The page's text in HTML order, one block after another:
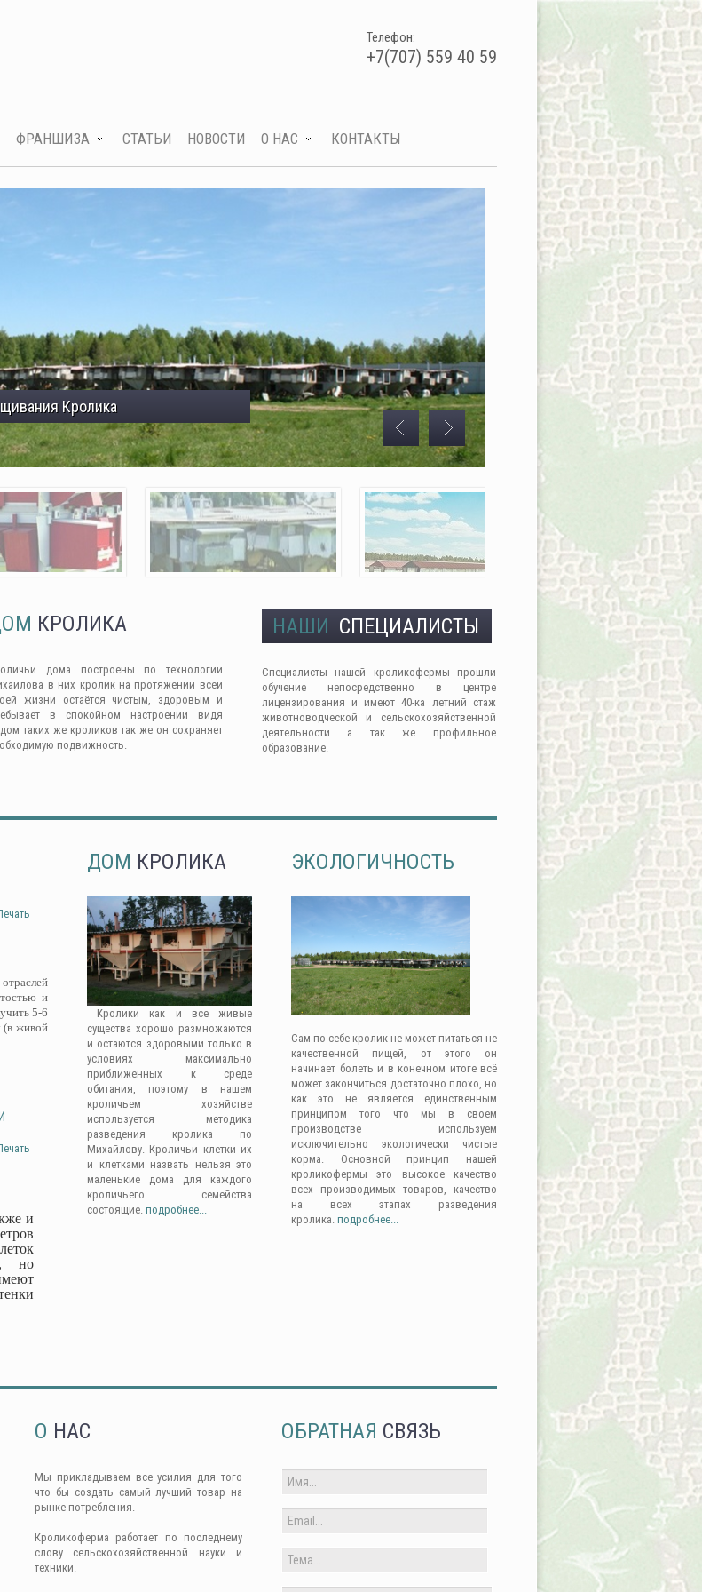
Телефон:
+7(707) 559 40 59
ФРАНШИЗА СТАТЬИ НОВОСТИ О НАС КОНТАКТЫ
Кролика
КРОЛИКА
дома построены по технологии
в них кролик на протяжении всей
жизни остаётся чистым, здоровым и
в спокойном настроении видя
таких же кроликов так же он сохраняет
подвижность.
НАШИ СПЕЦИАЛИСТЫ
Специалисты нашей кроликофермы прошли
обучение непосредственно в центре
лицензирования и имеют 40-ка летний стаж
животноводческой и сельскохозяйственной
деятельности а так же профильное
образование.
и
5-6
(в живой
и
но
ДОМ КРОЛИКА
Кролики как и все живые
существа хорошо размножаются
и остаются здоровыми только в
условиях максимально
приближенных к среде
обитания, поэтому в нашем
кроличьем хозяйстве
используется методика
разведения кролика по
Михайлову. Кроличьи клетки их
и клетками назвать нельзя это
маленькие дома для каждого
кроличьего семейства
состоящие. подробнее...
ЭКОЛОГИЧНОСТЬ
Сам по себе кролик не может питаться не
качественной пищей, от этого он
начинает болеть и в конечном итоге всё
может закончиться достаточно плохо, но
как это не является единственным
принципом того что мы в своём
производстве используем
исключительно экологически чистые
корма. Основной принцип нашей
кроликофермы это высокое качество
всех производимых товаров, качество
на всех этапах разведения
кролика. подробнее...
О НАС
Мы прикладываем все усилия для того
что бы создать самый лучший товар на
рынке потребления.
Кроликоферма работает по последнему
слову сельскохозяйственной науки и
техники.
ОБРАТНАЯ СВЯЗЬ